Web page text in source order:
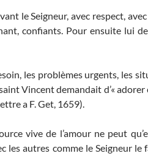
le Seigneur, avec respect,
confiants. Pour ensuite lui
les problèmes urgents, les
Vincent demandait d’« adorer
a F. Get, 1659).
vive de l’amour ne peut
les autres comme le Seigneur